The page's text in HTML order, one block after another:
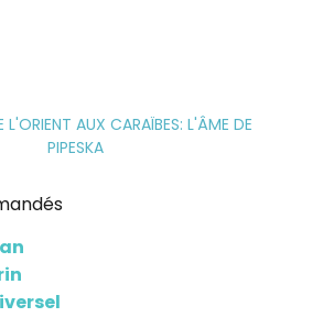
AUX CARAÏBES: L'ÂME DE
PIPESKA